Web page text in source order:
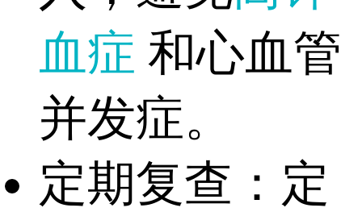
血症 和心血管
并发症。
定期复查：定